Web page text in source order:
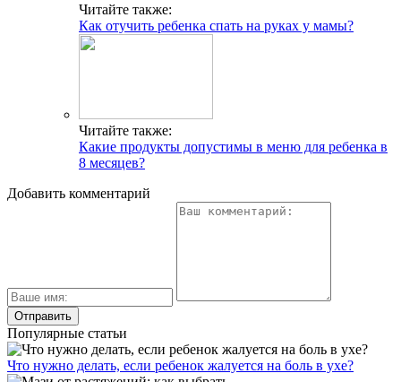
Читайте также:
Как отучить ребенка спать на руках у мамы?
Читайте также:
Какие продукты допустимы в меню для ребенка в
8 месяцев?
Добавить комментарий
Популярные статьи
Что нужно делать, если ребенок жалуется на боль в ухе?